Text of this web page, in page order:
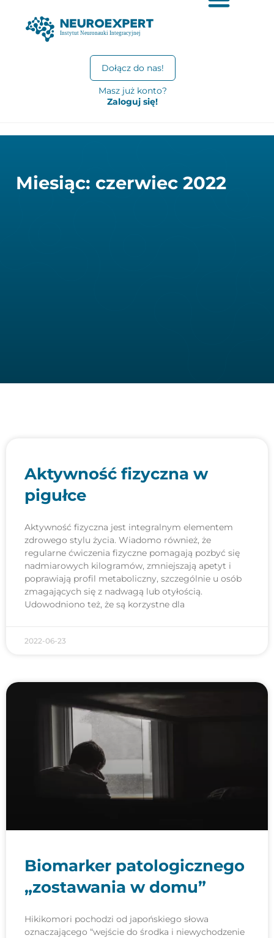
Dołącz do nas!
Masz już konto?
Zaloguj się!
Miesiąc: czerwiec 2022
Aktywność fizyczna w
pigułce
Aktywność fizyczna jest integralnym elementem
zdrowego stylu życia. Wiadomo również, że
regularne ćwiczenia fizyczne pomagają pozbyć się
nadmiarowych kilogramów, zmniejszają apetyt i
poprawiają profil metaboliczny, szczególnie u osób
zmagających się z nadwagą lub otyłością.
Udowodniono też, że są korzystne dla
2022-06-23
Biomarker patologicznego
„zostawania w domu”
Hikikomori pochodzi od japońskiego słowa
oznaczającego “wejście do środka i niewychodzenie